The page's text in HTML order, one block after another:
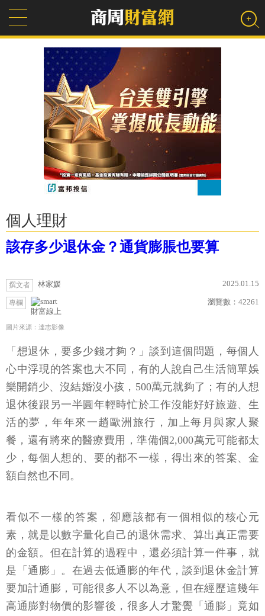
個人理財
該存多少退休金？通貨膨脹也要算
撰文者 林家媛 2025.01.15
專欄
財富線上
瀏覽數： 42261
圖片來源：達志影像
「想退休，要多少錢才夠？」談到這個問題，每個人
心中浮現的答案也大不同，有的人說自己生活簡單娛
樂開銷少、沒結婚沒小孩，500萬元就夠了；有的人想
退休後跟另一半圓年輕時忙於工作沒能好好旅遊、生
活的夢，年年來一趟歐洲旅行，加上每月與家人聚
餐，還有將來的醫療費用，準備個2,000萬元可能都太
少，每個人想的、要的都不一樣，得出來的答案、金
額自然也不同。
看似不一樣的答案，卻應該都有一個相似的核心元
素，就是以數字量化自己的退休需求、算出真正需要
的金額。但在計算的過程中，還必須計算一件事，就
是「通膨」。在過去低通膨的年代，談到退休金計算
要加計通膨，可能很多人不以為意，但在經歷這幾年
高通膨對物價的影響後，很多人才驚覺「通膨」竟如